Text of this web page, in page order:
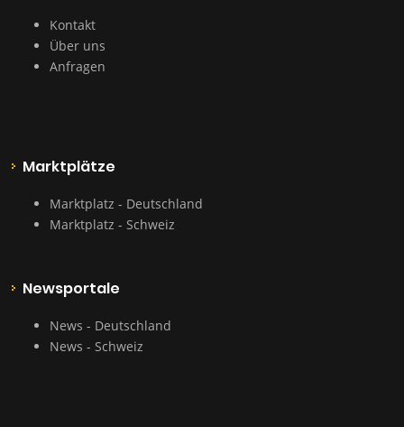
Kontakt
Über uns
Anfragen
Marktplätze
Marktplatz - Deutschland
Marktplatz - Schweiz
Newsportale
News - Deutschland
News - Schweiz